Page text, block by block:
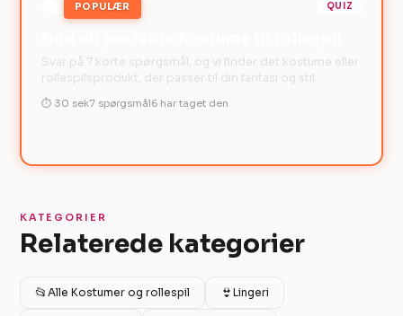
POPULÆR QUIZ
Svar på 7 korte spørgsmål, og vi finder det kostume eller
rollespilsprodukt, der passer til din fantasi og stil.
⏱ 30 sek7 spørgsmål6 har taget den
KATEGORIER
Relaterede kategorier
📂 Alle Kostumer og rollespil 👙 Lingeri